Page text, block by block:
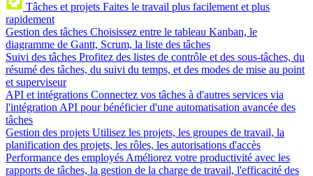
Tâches et projets Faites le travail plus facilement et plus
rapidement
Gestion des tâches Choisissez entre le tableau Kanban, le
diagramme de Gantt, Scrum, la liste des tâches
Suivi des tâches Profitez des listes de contrôle et des sous-tâches, du
résumé des tâches, du suivi du temps, et des modes de mise au point
et superviseur
API et intégrations Connectez vos tâches à d'autres services via
l'intégration API pour bénéficier d'une automatisation avancée des
tâches
Gestion des projets Utilisez les projets, les groupes de travail, la
planification des projets, les rôles, les autorisations d'accès
Performance des employés Améliorez votre productivité avec les
rapports de tâches, la gestion de la charge de travail, l'efficacité des